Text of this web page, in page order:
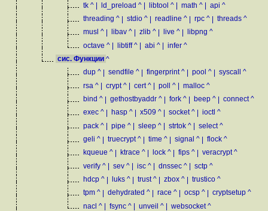
tk ^ | ld_preload ^ | libtool ^ | math ^ | api ^
threading ^ | stdio ^ | readline ^ | rpc ^ | threads ^
musl ^ | libav ^ | zlib ^ | live ^ | libpng ^
octave ^ | libtiff ^ | abi ^ | infer ^
сис. Функции ^
dup ^ | sendfile ^ | fingerprint ^ | pool ^ | syscall
^
rsa ^ | crypt ^ | cert ^ | poll ^ | malloc ^
bind ^ | gethostbyaddr ^ | fork ^ | beep ^ | connect ^
exec ^ | hasp ^ | x509 ^ | socket ^ | ioctl ^
pack ^ | pipe ^ | sleep ^ | strtok ^ | select ^
geli ^ | truecrypt ^ | time ^ | signal ^ | flock ^
kqueue ^ | ktrace ^ | lock ^ | fips ^ | veracrypt ^
verify ^ | sev ^ | isc ^ | dnssec ^ | sctp ^
hdcp ^ | luks ^ | trust ^ | zbox ^ | trustico ^
tpm ^ | dehydrated ^ | race ^ | ocsp ^ | cryptsetup ^
nacl ^ | fsync ^ | unveil ^ | websocket ^